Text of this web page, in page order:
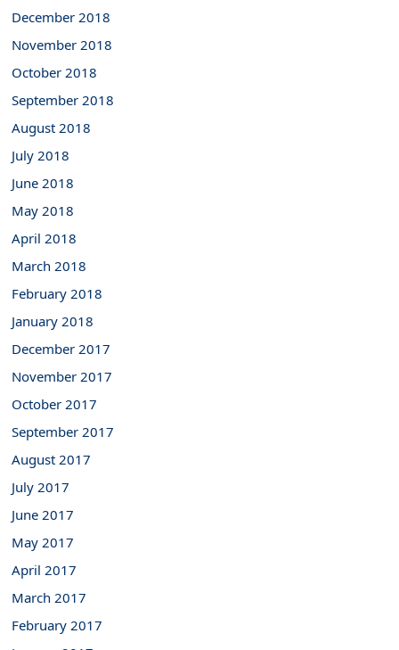
December 2018
November 2018
October 2018
September 2018
August 2018
July 2018
June 2018
May 2018
April 2018
March 2018
February 2018
January 2018
December 2017
November 2017
October 2017
September 2017
August 2017
July 2017
June 2017
May 2017
April 2017
March 2017
February 2017